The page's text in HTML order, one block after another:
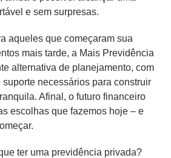
e sem surpresas.
aqueles que começaram sua
mais tarde, a Mais Previdência
alternativa de planejamento, com
necessários para construir
Afinal, o futuro financeiro
escolhas que fazemos hoje – e
ter uma previdência privada?